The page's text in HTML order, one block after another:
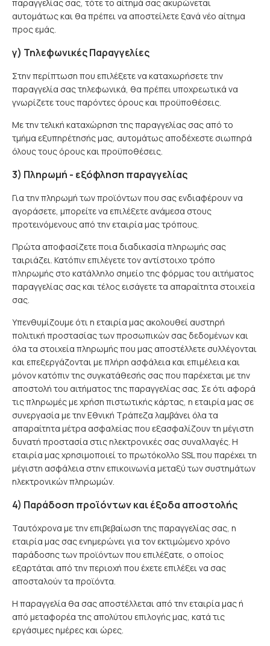
παραγγελίας σας, τότε το αίτημά σας ακυρώνεται
αυτομάτως και θα πρέπει να αποστείλετε ξανά νέο αίτημα
προς εμάς.
γ) Τηλεφωνικές Παραγγελίες
Στην περίπτωση που επιλέξετε να καταχωρήσετε την
παραγγελία σας τηλεφωνικά, θα πρέπει υποχρεωτικά να
γνωρίζετε τους παρόντες όρους και προϋποθέσεις.
Με την τελική καταχώρηση της παραγγελίας σας από το
τμήμα εξυπηρέτησής μας, αυτομάτως αποδέχεστε σιωπηρά
όλους τους όρους και προϋποθέσεις.
3) Πληρωμή - εξόφληση παραγγελίας
Για την πληρωμή των προϊόντων που σας ενδιαφέρουν να
αγοράσετε, μπορείτε να επιλέξετε ανάμεσα στους
προτεινόμενους από την εταιρία μας τρόπους.
Πρώτα αποφασίζετε ποια διαδικασία πληρωμής σας
ταιριάζει. Κατόπιν επιλέγετε τον αντίστοιχο τρόπο
πληρωμής στο κατάλληλο σημείο της φόρμας του αιτήματος
παραγγελίας σας και τέλος εισάγετε τα απαραίτητα στοιχεία
σας.
Υπενθυμίζουμε ότι η εταιρία μας ακολουθεί αυστηρή
πολιτική προστασίας των προσωπικών σας δεδομένων και
όλα τα στοιχεία πληρωμής που μας αποστέλλετε συλλέγονται
και επεξεργάζονται με πλήρη ασφάλεια και επιμέλεια και
μόνον κατόπιν της συγκατάθεσής σας που παρέχεται με την
αποστολή του αιτήματος της παραγγελίας σας. Σε ότι αφορά
τις πληρωμές με χρήση πιστωτικής κάρτας, η εταιρία μας σε
συνεργασία με την Εθνική Τράπεζα λαμβάνει όλα τα
απαραίτητα μέτρα ασφαλείας που εξασφαλίζουν τη μέγιστη
δυνατή προστασία στις ηλεκτρονικές σας συναλλαγές. Η
εταιρία μας χρησιμοποιεί το πρωτόκολλο SSL που παρέχει τη
μέγιστη ασφάλεια στην επικοινωνία μεταξύ των συστημάτων
ηλεκτρονικών πληρωμών.
4) Παράδοση προϊόντων και έξοδα αποστολής
Ταυτόχρονα με την επιβεβαίωση της παραγγελίας σας, η
εταιρία μας σας ενημερώνει για τον εκτιμώμενο χρόνο
παράδοσης των προϊόντων που επιλέξατε, ο οποίος
εξαρτάται από την περιοχή που έχετε επιλέξει να σας
αποσταλούν τα προϊόντα.
Η παραγγελία θα σας αποστέλλεται από την εταιρία μας ή
από μεταφορέα της απολύτου επιλογής μας, κατά τις
εργάσιμες ημέρες και ώρες.